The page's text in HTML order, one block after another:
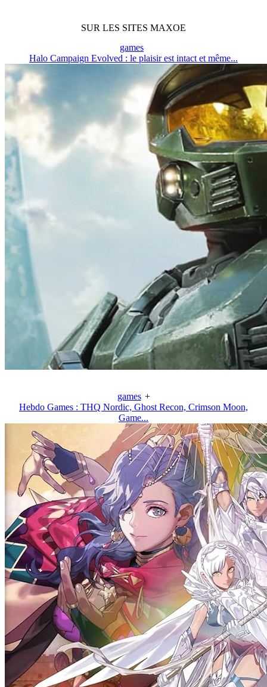
SUR LES SITES MAXOE
games
Halo Campaign Evolved : le plaisir est intact et même...
games +
Hebdo Games : THQ Nordic, Ghost Recon, Crimson Moon,
Game...